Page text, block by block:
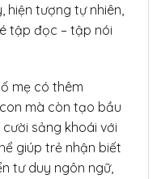
tượng tự nhiên,
tập đọc – tập nói
mẹ có thêm
mà còn tạo bầu
sảng khoái với
giúp trẻ nhận biết
tư duy ngôn ngữ,